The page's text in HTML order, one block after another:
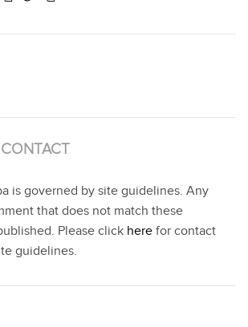
is governed by site guidelines. Any
that does not match these
Please click here for contact
guidelines.